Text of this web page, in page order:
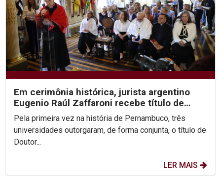
Em cerimônia histórica, jurista argentino
Eugenio Raúl Zaffaroni recebe título de
Doutor Honoris...
Pela primeira vez na história de Pernambuco, três
universidades outorgaram, de forma conjunta, o título de
Doutor...
LER MAIS